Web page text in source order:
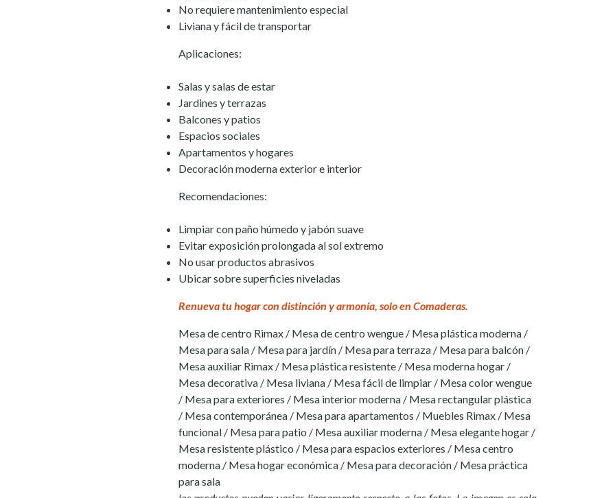
No requiere mantenimiento especial
Liviana y fácil de transportar
Aplicaciones:
Salas y salas de estar
Jardines y terrazas
Balcones y patios
Espacios sociales
Apartamentos y hogares
Decoración moderna exterior e interior
Recomendaciones:
Limpiar con paño húmedo y jabón suave
Evitar exposición prolongada al sol extremo
No usar productos abrasivos
Ubicar sobre superficies niveladas
Renueva tu hogar con distinción y armonía, solo en Comaderas.
Mesa de centro Rimax / Mesa de centro wengue / Mesa plástica moderna /
Mesa para sala / Mesa para jardín / Mesa para terraza / Mesa para balcón /
Mesa auxiliar Rimax / Mesa plástica resistente / Mesa moderna hogar /
Mesa decorativa / Mesa liviana / Mesa fácil de limpiar / Mesa color wengue
/ Mesa para exteriores / Mesa interior moderna / Mesa rectangular plástica
/ Mesa contemporánea / Mesa para apartamentos / Muebles Rimax / Mesa
funcional / Mesa para patio / Mesa auxiliar moderna / Mesa elegante hogar /
Mesa resistente plástico / Mesa para espacios exteriores / Mesa centro
moderna / Mesa hogar económica / Mesa para decoración / Mesa práctica
para sala